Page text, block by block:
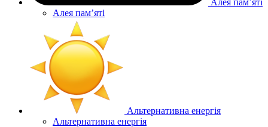
Алея памʼяті
Алея памʼяті
Альтернативна енергія
Альтернативна енергія